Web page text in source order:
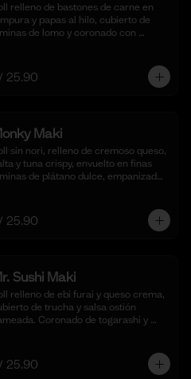
relleno de bastones de carne en
y papas al hilo, cubierto de
de lomo y coronado con
de nuestra salsa shoyu.
cortes)
25.90
Maki
sin nori, relleno de cremoso queso,
y tuna crispy, envuelto en finas
de plátano dulce, empanizado
y quinua crocante. (10
25.90
Sushi Maki
relleno de ebi furai y queso crema,
de trucha y salsa ostión
Coronado de togarashi y
25.90